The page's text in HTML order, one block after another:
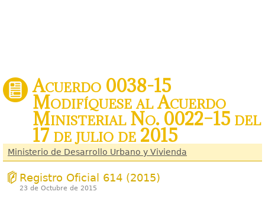
Acuerdo 0038-15
Modifíquese al Acuerdo
Ministerial No. 0022–15 del
17 de julio de 2015
Ministerio de Desarrollo Urbano y Vivienda
Registro Oficial 614 (2015)
23 de Octubre de 2015